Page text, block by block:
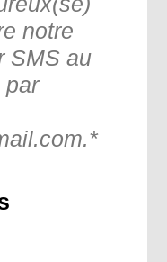
notre
SMS au
par